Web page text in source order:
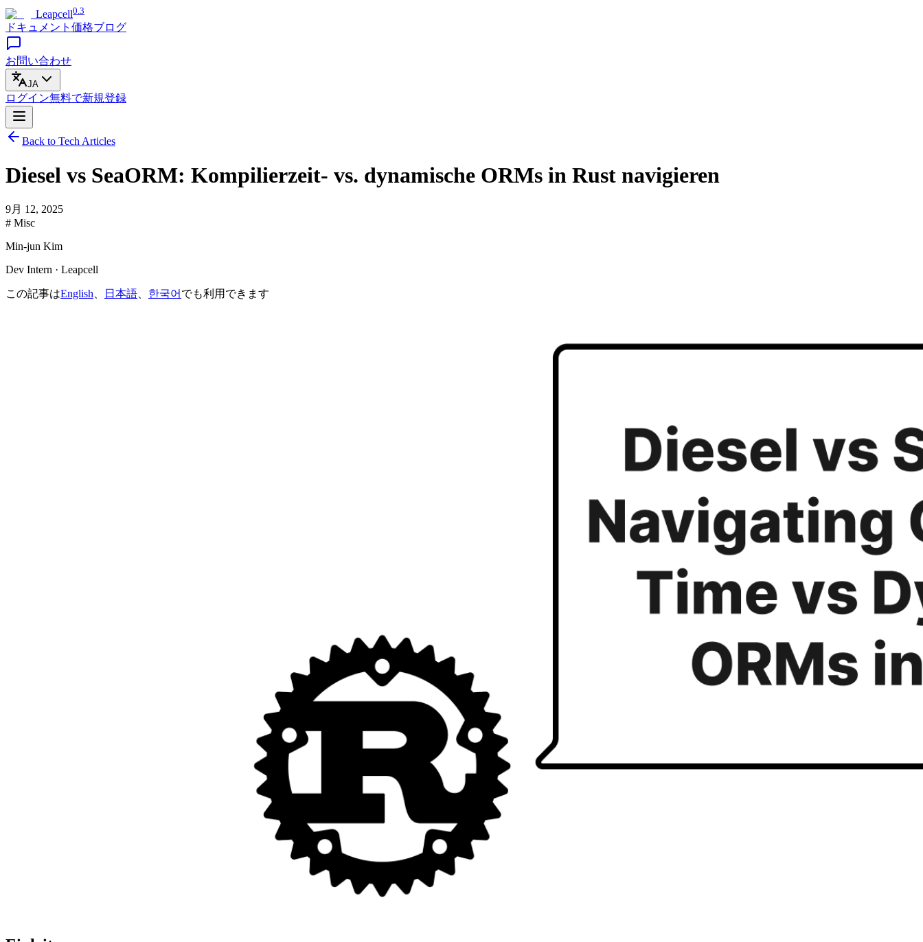
Leapcell0.3
ドキュメント 価格ブログ
お問い合わせ
JA
ログイン無料で新規登録
Back to Tech Articles
Diesel vs SeaORM: Kompilierzeit- vs. dynamische ORMs in Rust navigieren
9月 12, 2025
# Misc
Min-jun Kim
Dev Intern · Leapcell
この記事はEnglish 日本語 한국어 でも利用できます